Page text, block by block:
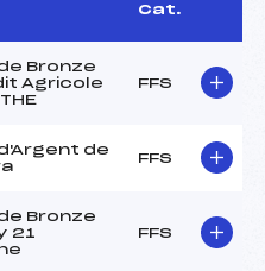
Cat.
Bronze
Agricole
FFS
de
FFS
Bronze
21
FFS